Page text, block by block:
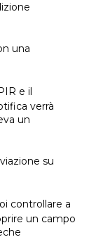
una
e il
verrà
un
su
controllare a
un campo